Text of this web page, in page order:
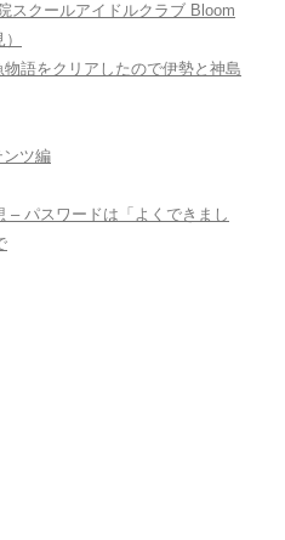
スクールアイドルクラブ Bloom
語をクリアしたので伊勢と神島
ンツ編
– パスワードは「よくできまし